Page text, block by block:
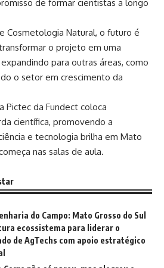
de formar cientistas a longo
Cosmetologia Natural, o futuro é
o projeto em uma
para outras áreas, como
o setor em crescimento da
Pictec da Fundect coloca
científica, promovendo a
e tecnologia brilha em Mato
nas salas de aula.
do Campo: Mato Grosso do Sul
ecossistema para liderar o
de AgTechs com apoio estratégico